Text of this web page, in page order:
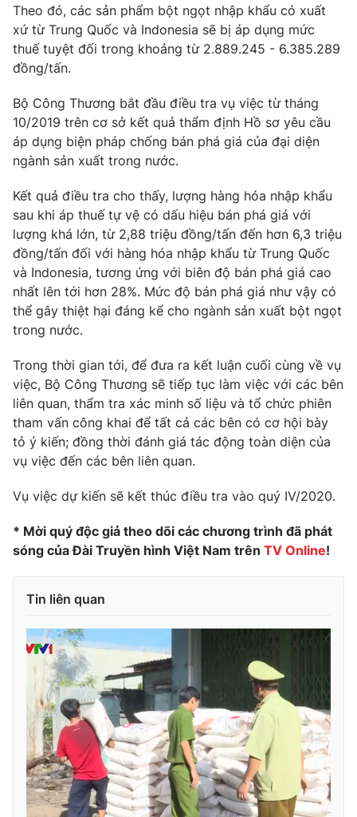
Câu chuyện quốc tế
Tài chính
Thị trường
Góc doanh nghiệp
Dữ liệu và đời sống
Truyền hình
Phim VTV
Hậu trường
Nhân vật
Khán giả
Giải sao mai
Giải trí
Điện ảnh
Sao
Đời sống
Du lịch
Làm đẹp
Chất lượng cuộc sống
Giáo dục
Tuyển sinh
Học trực tuyến
Công nghệ
Hitech Công nghệ tương lai
Sản phẩm
Tư vấn
Giao lưu trực tuyến
Chuyên mục khác
Emagazine Podcast
Video Shorts video
VTV Sức khoẻ Bất động sản
Thị trường 24h Tấm lòng Việt
VTV4 Vươn mình bằng AI
VTV9 VTV8
Liên hệ tòa soạn English
Theo đó, các sản phẩm bột ngọt nhập khẩu có xuất
xứ từ Trung Quốc và Indonesia sẽ bị áp dụng mức
thuế tuyệt đối trong khoảng từ 2.889.245 - 6.385.289
đồng/tấn.
Bộ Công Thương bắt đầu điều tra vụ việc từ tháng
10/2019 trên cơ sở kết quả thẩm định Hồ sơ yêu cầu
áp dụng biện pháp chống bán phá giá của đại diện
ngành sản xuất trong nước.
Kết quả điều tra cho thấy, lượng hàng hóa nhập khẩu
sau khi áp thuế tự vệ có dấu hiệu bán phá giá với
lượng khá lớn, từ 2,88 triệu đồng/tấn đến hơn 6,3 triệu
đồng/tấn đối với hàng hóa nhập khẩu từ Trung Quốc
và Indonesia, tương ứng với biên độ bán phá giá cao
nhất lên tới hơn 28%. Mức độ bán phá giá như vậy có
thể gây thiệt hại đáng kể cho ngành sản xuất bột ngọt
trong nước.
Trong thời gian tới, để đưa ra kết luận cuối cùng về vụ
việc, Bộ Công Thương sẽ tiếp tục làm việc với các bên
liên quan, thẩm tra xác minh số liệu và tổ chức phiên
tham vấn công khai để tất cả các bên có cơ hội bày
tỏ ý kiến; đồng thời đánh giá tác động toàn diện của
vụ việc đến các bên liên quan.
Vụ việc dự kiến sẽ kết thúc điều tra vào quý IV/2020.
* Mời quý độc giả theo dõi các chương trình đã phát
sóng của Đài Truyền hình Việt Nam trên TV Online!
Tin liên quan